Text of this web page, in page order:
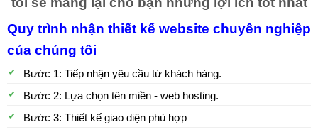
Quy trình nhận thiết kế website chuyên nghiệp
của chúng tôi
Bước 1: Tiếp nhận yêu cầu từ khách hàng.
Bước 2: Lựa chọn tên miền - web hosting.
Bước 3: Thiết kế giao diện phù hợp